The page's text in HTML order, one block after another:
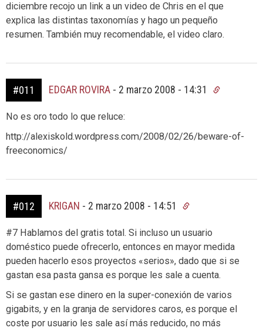
diciembre recojo un link a un video de Chris en el que
explica las distintas taxonomías y hago un pequeño
resumen. También muy recomendable, el video claro.
#011 EDGAR ROVIRA - 2 marzo 2008 - 14:31
No es oro todo lo que reluce:
http://alexiskold.wordpress.com/2008/02/26/beware-of-
freeconomics/
#012 KRIGAN - 2 marzo 2008 - 14:51
#7 Hablamos del gratis total. Si incluso un usuario
doméstico puede ofrecerlo, entonces en mayor medida
pueden hacerlo esos proyectos «serios», dado que si se
gastan esa pasta gansa es porque les sale a cuenta.
Si se gastan ese dinero en la super-conexión de varios
gigabits, y en la granja de servidores caros, es porque el
coste por usuario les sale así más reducido, no más